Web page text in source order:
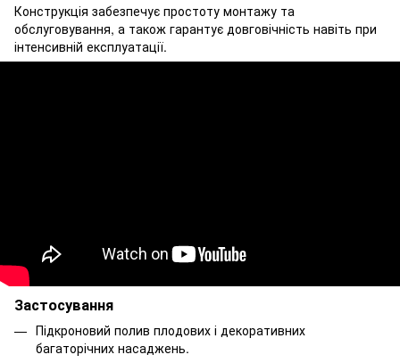
Конструкція забезпечує простоту монтажу та
обслуговування, а також гарантує довговічність навіть при
інтенсивній експлуатації.
Застосування
Підкроновий полив плодових і декоративних
багаторічних насаджень.